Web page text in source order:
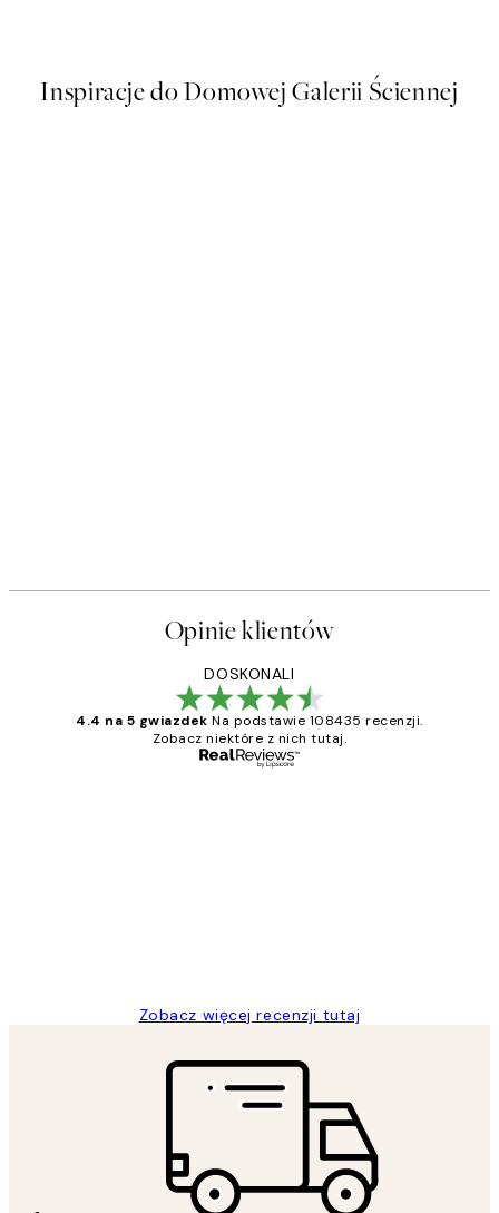
Inspiracje do Domowej Galerii Ściennej
Opinie klientów
DOSKONALI
4.4 na 5 gwiazdek Na podstawie 108435 recenzji.
Zobacz niektóre z nich tutaj.
Zobacz więcej recenzji tutaj